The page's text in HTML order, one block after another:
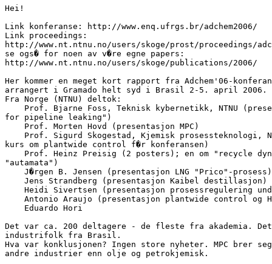
Hei!
Link konferanse: http://www.enq.ufrgs.br/adchem2006/
Link proceedings:
http://www.nt.ntnu.no/users/skoge/prost/proceedings/
se ogs� for noen av v�re egne papers:
http://www.nt.ntnu.no/users/skoge/publications/2006/
Her kommer en meget kort rapport fra Adchem'06-
arrangert i Gramado helt syd i Brasil 2-5. april 2006.
Fra Norge (NTNU) deltok:
Prof. Bjarne Foss, Teknisk kybernetikk, NTNU
for pipeline leaking")
    Prof. Morten Hovd (presentasjon MPC)
Prof. Sigurd Skogestad, Kjemisk prosessteknologi,
kurs om plantwide control f�r konferansen)
Prof. Heinz Preisig (2 posters); en om "recycle
"autamata")
    J�rgen B. Jensen (presentasjon LNG "Prico"-prosess)
    Jens Strandberg (presentasjon Kaibel destillasjon)
Heidi Sivertsen (presentasjon prosessregulering
Antonio Araujo (presentasjon plantwide control og
    Eduardo Hori
Det var ca. 200 deltagere - de fleste fra akademia.
industrifolk fra Brasil.
Hva var konklusjonen? Ingen store nyheter. MPC brer
andre industrier enn olje og petrokjemisk.